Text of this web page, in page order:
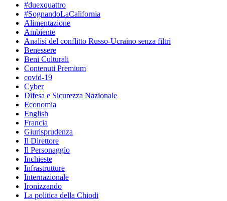
#duexquattro
#SognandoLaCalifornia
Alimentazione
Ambiente
Analisi del conflitto Russo-Ucraino senza filtri
Benessere
Beni Culturali
Contenuti Premium
covid-19
Cyber
Difesa e Sicurezza Nazionale
Economia
English
Francia
Giurisprudenza
Il Direttore
Il Personaggio
Inchieste
Infrastrutture
Internazionale
Ironizzando
La politica della Chiodi